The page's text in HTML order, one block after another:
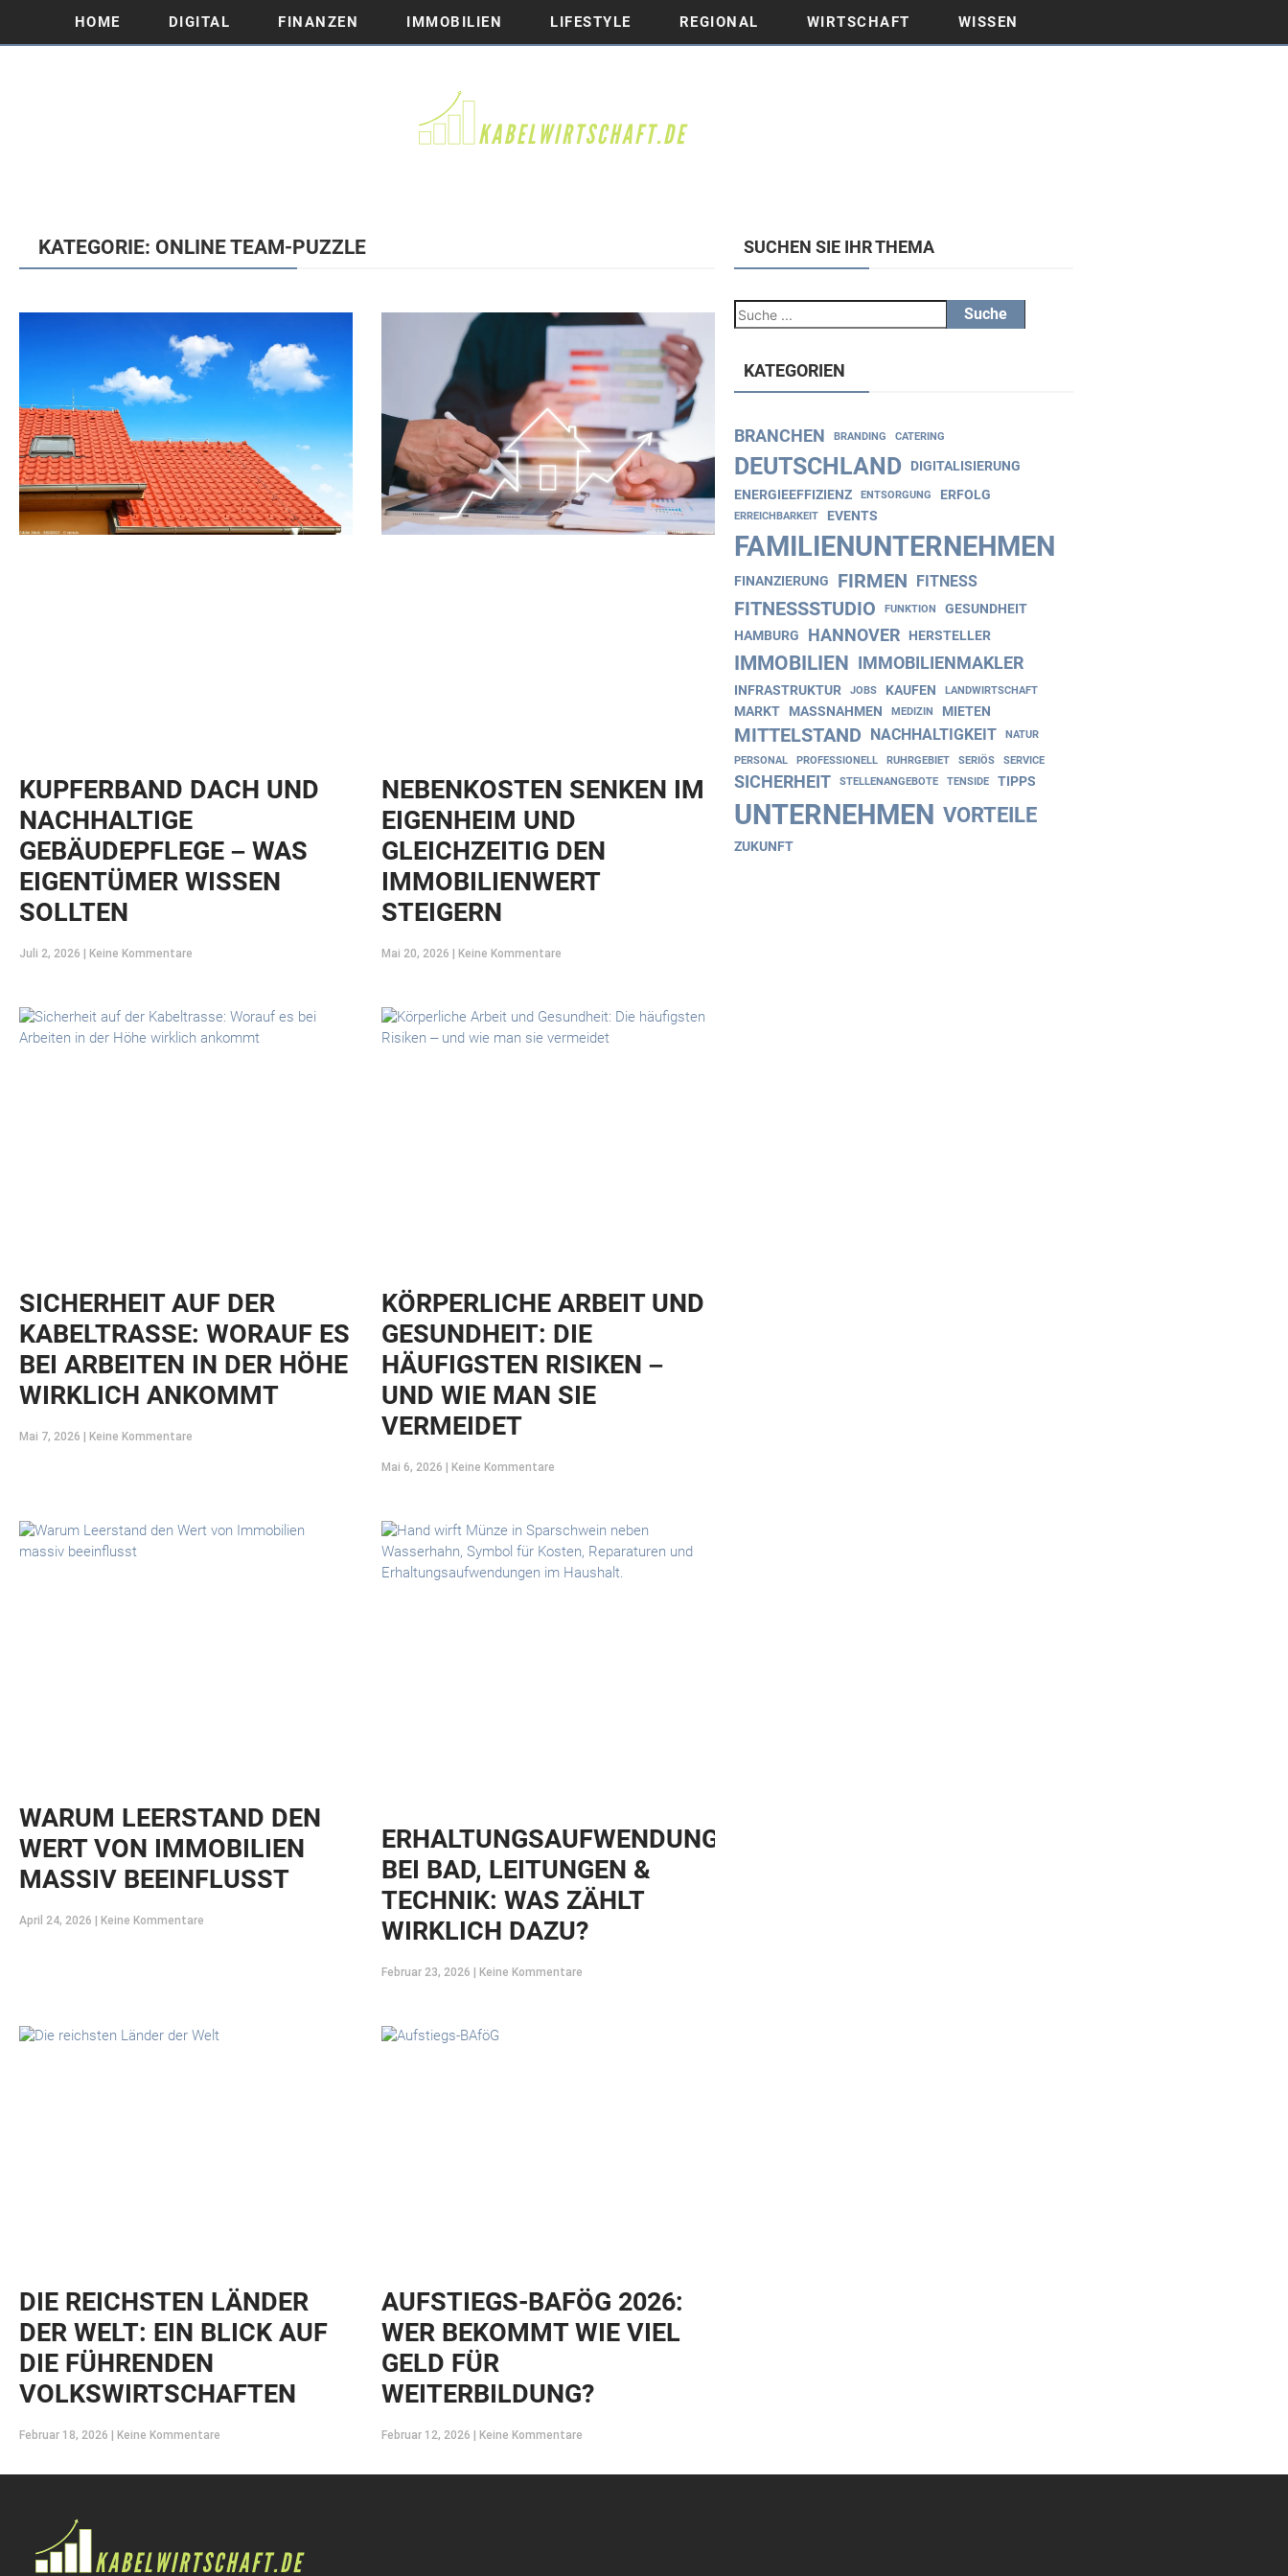
HOME DIGITAL FINANZEN IMMOBILIEN LIFESTYLE REGIONAL WIRTSCHAFT WISSEN
KATEGORIE: ONLINE TEAM-PUZZLE
KUPFERBAND DACH UND
NACHHALTIGE
GEBÄUDEPFLEGE – WAS
EIGENTÜMER WISSEN
SOLLTEN
Juli 2, 2026 Keine Kommentare
NEBENKOSTEN SENKEN IM
EIGENHEIM UND
GLEICHZEITIG DEN
IMMOBILIENWERT
STEIGERN
Mai 20, 2026 Keine Kommentare
SICHERHEIT AUF DER
KABELTRASSE: WORAUF ES
BEI ARBEITEN IN DER HÖHE
WIRKLICH ANKOMMT
Mai 7, 2026 Keine Kommentare
KÖRPERLICHE ARBEIT UND
GESUNDHEIT: DIE
HÄUFIGSTEN RISIKEN –
UND WIE MAN SIE
VERMEIDET
Mai 6, 2026 Keine Kommentare
WARUM LEERSTAND DEN
WERT VON IMMOBILIEN
MASSIV BEEINFLUSST
April 24, 2026 Keine Kommentare
ERHALTUNGSAUFWENDUNGEN
BEI BAD, LEITUNGEN &
TECHNIK: WAS ZÄHLT
WIRKLICH DAZU?
Februar 23, 2026 Keine Kommentare
DIE REICHSTEN LÄNDER
DER WELT: EIN BLICK AUF
DIE FÜHRENDEN
VOLKSWIRTSCHAFTEN
Februar 18, 2026 Keine Kommentare
AUFSTIEGS-BAFÖG 2026:
WER BEKOMMT WIE VIEL
GELD FÜR
WEITERBILDUNG?
Februar 12, 2026 Keine Kommentare
SUCHEN SIE IHR THEMA
Suche
KATEGORIEN
BRANCHEN BRANDING CATERING
DEUTSCHLAND DIGITALISIERUNG
ENERGIEEFFIZIENZ ENTSORGUNG ERFOLG
ERREICHBARKEIT EVENTS
FAMILIENUNTERNEHMEN
FINANZIERUNG FIRMEN FITNESS
FITNESSSTUDIO FUNKTION
GESUNDHEIT
HAMBURG
HANNOVER HERSTELLER
IMMOBILIEN IMMOBILIENMAKLER
INFRASTRUKTUR JOBS KAUFEN LANDWIRTSCHAFT
MARKT MASSNAHMEN MEDIZIN MIETEN
MITTELSTAND NACHHALTIGKEIT NATUR
PERSONAL PROFESSIONELL RUHRGEBIET SERIÖS SERVICE
SICHERHEIT STELLENANGEBOTE TENSIDE TIPPS
UNTERNEHMEN VORTEILE
ZUKUNFT